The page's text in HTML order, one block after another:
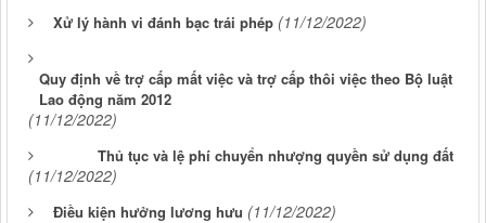
Xử lý hành vi đánh bạc trái phép (11/12/2022)
Quy định về trợ cấp mất việc và trợ cấp thôi việc theo Bộ luật
Lao động năm 2012
(11/12/2022)
Thủ tục và lệ phí chuyển nhượng quyền sử dụng đất
(11/12/2022)
Điều kiện hưởng lương hưu (11/12/2022)